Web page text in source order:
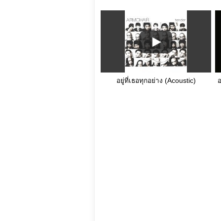
อยู่ที่เธอทุกอย่าง (Acoustic)